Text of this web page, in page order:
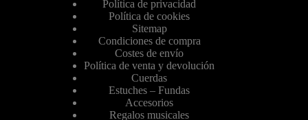
Política de privacidad
Política de cookies
Sitemap
Condiciones de compra
Costes de envío
Política de venta y devolución
Cuerdas
Estuches – Fundas
Accesorios
Regalos musicales